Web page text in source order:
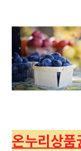
온누리상